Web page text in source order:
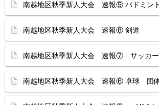
南越地区秋季新人大会 速報⑨ バドミン
南越地区秋季新人大会 速報⑧ 剣道
南越地区秋季新人大会 速報⑦ サッカー
南越地区秋季新人大会 速報⑥ 卓球 団